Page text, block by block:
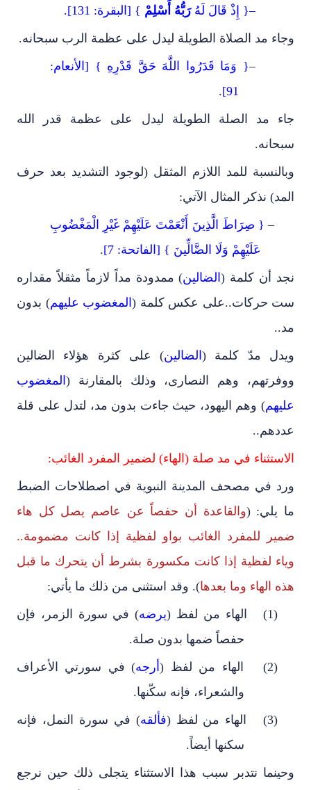
–{ إِذْ قَالَ لَهُرَبُّهُ أَسْلِمْ } [البقرة: 131]
.
وجاء مد الصلاة الطويلة ليدل على عظمة الرب سبحانه.
–{ وَمَا قَدَرُوا اللَّهَ حَقَّ قَدْرِهِ } [الأنعام:
91]
.
جاء مد الصلة الطويلة ليدل على عظمة قدر الله
سبحانه.
وبالنسبة للمد اللازم المثقل (لوجود التشديد بعد حرف
المد) نذكر المثال الآتي:
–{ صِرَاطَ الَّذِينَ أَنْعَمْتَ عَلَيْهِمْ غَيْرِ الْمَغْضُوبِ
عَلَيْهِمْ وَلَا الضَّالِّينَ } [الفاتحة: 7]
.
نجد أن كلمة (الضالين) ممدودة مداً لازماً مثقلاً مقداره
ست حركات..على عكس كلمة ( المغضوب عليهم) بدون
مد..
ويدل مدّ كلمة (الضالين) على كثرة هؤلاء الضالين
ووفرتهم، وهم النصارى، وذلك بالمقارنة ( المغضوب
عليهم) وهم اليهود، حيث جاءت بدون مد، لتدل على قلة
عددهم..
الاستثناء في مد صلة (الهاء) لضمير المفرد الغائب:
ورد في مصحف المدينة النبوية في اصطلاحات الضبط
ما يلي: (والقاعدة أن حفصاً عن عاصم يصل كل هاء
ضمير للمفرد الغائب بواو لفظية إذا كانت مضمومة..
وياء لفظية إذا كانت مكسورة بشرط أن يتحرك ما قبل
هذه الهاء وما بعدها). وقد استثنى من ذلك ما يأتي:
(1)
الهاء من لفظ (يرضه) في سورة الزمر ، فإن
حفصاً ضمها بدون صلة.
(2)
الهاء من لفظ (أرجه) في سورتي الأعراف
والشعراء، فإنه سكّنها.
(3)
الهاء من لفظ (فألقه) في سورة النمل، فإنه
سكنها أيضاً.
وحينما نتدبر سبب هذا الاستثناء يتجلى ذلك حين نرجع